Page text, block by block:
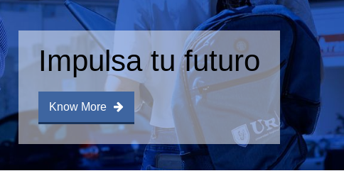
Impulsa tu futuro
Know More